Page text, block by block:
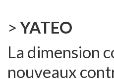
> YATEO
La dimension
nouveaux